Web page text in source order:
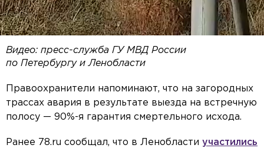
Видео: пресс-служба ГУ МВД России
по Петербургу и Ленобласти
Правоохранители напоминают, что на загородных
трассах авария в результате выезда на встречную
полосу — 90%-я гарантия смертельного исхода.
Ранее 78.ru сообщал, что в Ленобласти участились